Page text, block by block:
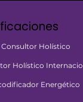
Consultor Holístico
Holístico
Energético